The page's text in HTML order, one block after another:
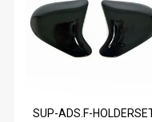
SUP-ADS.F-